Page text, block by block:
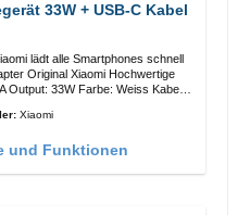
33W + USB-C Kabel
lädt alle Smartphones schnell
Xiaomi Hochwertige
Xiaomi
und Funktionen